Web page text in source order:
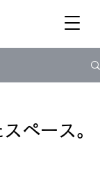
ペース。